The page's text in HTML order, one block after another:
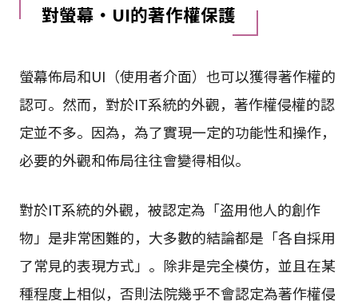
對螢幕・UI的著作權保護
螢幕佈局和UI（使用者介面）也可以獲得著作權的
認可。然而，對於IT系統的外觀，著作權侵權的認
定並不多。因為，為了實現一定的功能性和操作，
必要的外觀和佈局往往會變得相似。
對於IT系統的外觀，被認定為「盗用他人的創作
物」是非常困難的，大多數的結論都是「各自採用
了常見的表現方式」。除非是完全模仿，並且在某
種程度上相似，否則法院幾乎不會認定為著作權侵